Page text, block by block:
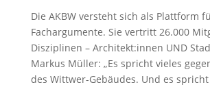
Die AKBW versteht sich als Plattform
Fachargumente. Sie vertritt 26.000
Disziplinen – Architekt:innen UND
Markus Müller: „Es spricht vieles
des Wittwer-Gebäudes. Und es